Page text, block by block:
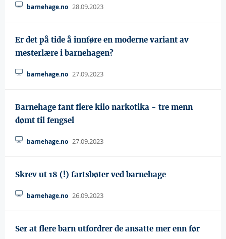
barnehage.no 28.09.2023
Er det på tide å innføre en moderne variant av
mesterlære i barnehagen?
barnehage.no 27.09.2023
Barnehage fant flere kilo narkotika - tre menn
dømt til fengsel
barnehage.no 27.09.2023
Skrev ut 18 (!) fartsbøter ved barnehage
barnehage.no 26.09.2023
Ser at flere barn utfordrer de ansatte mer enn før